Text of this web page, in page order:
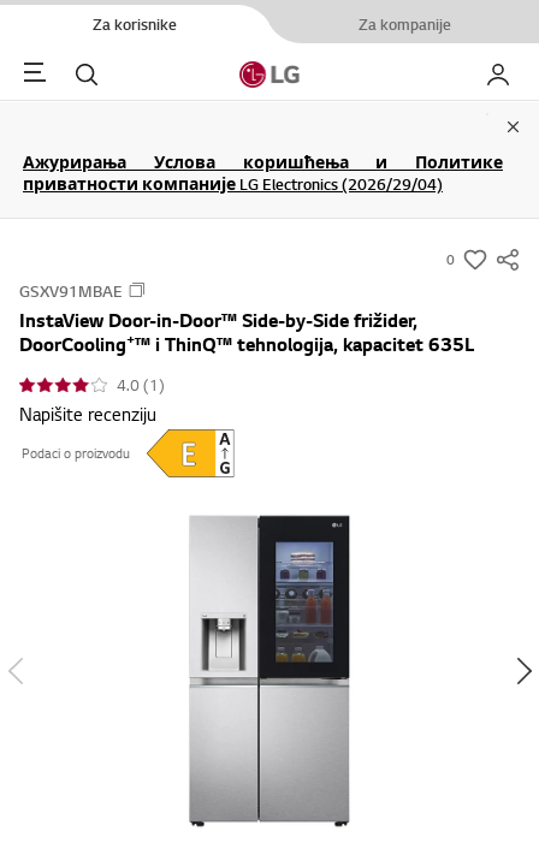
Za korisnike Za kompanije
Menu Pretraga Moj LG
Ажурирања Услова коришћења и Политике
приватности компаније LG Electronics (2026/29/04)
0
s
GSXV91MBAE
InstaView Door-in-Door™ Side-by-Side frižider,
DoorCooling+™ i ThinQ™ tehnologija, kapacitet 635L
4.0 (1)
Napišite recenziju
Podaci o proizvodu